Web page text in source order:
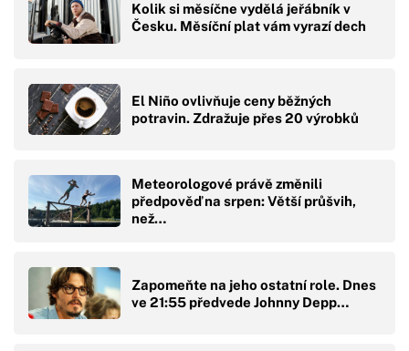
Kolik si měsíčne vydělá jeřábník v
Česku. Měsíční plat vám vyrazí dech
El Niño ovlivňuje ceny běžných
potravin. Zdražuje přes 20 výrobků
Meteorologové právě změnili
předpověď na srpen: Větší průšvih,
než…
Zapomeňte na jeho ostatní role. Dnes
ve 21:55 předvede Johnny Depp…